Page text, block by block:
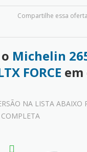
Compartilhe essa
Michelin
FORCE em
NA LISTA ABAIXO